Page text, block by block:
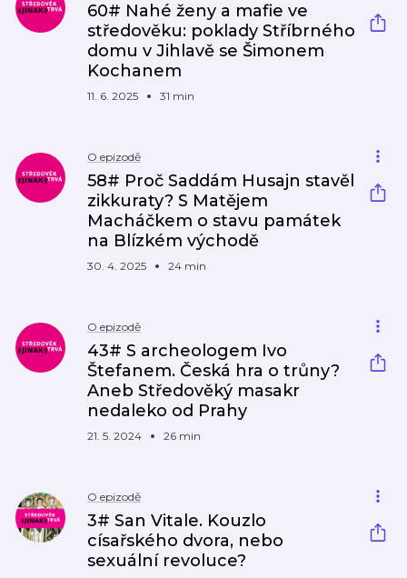
60# Nahé ženy a mafie ve
středověku: poklady Stříbrného
domu v Jihlavě se Šimonem
Kochanem
11. 6. 2025 31 min
O epizodě
58# Proč Saddám Husajn stavěl
zikkuraty? S Matějem
Macháčkem o stavu památek
na Blízkém východě
30. 4. 2025 24 min
O epizodě
43# S archeologem Ivo
Štefanem. Česká hra o trůny?
Aneb Středověký masakr
nedaleko od Prahy
21. 5. 2024 26 min
O epizodě
3# San Vitale. Kouzlo
císařského dvora, nebo
sexuální revoluce?